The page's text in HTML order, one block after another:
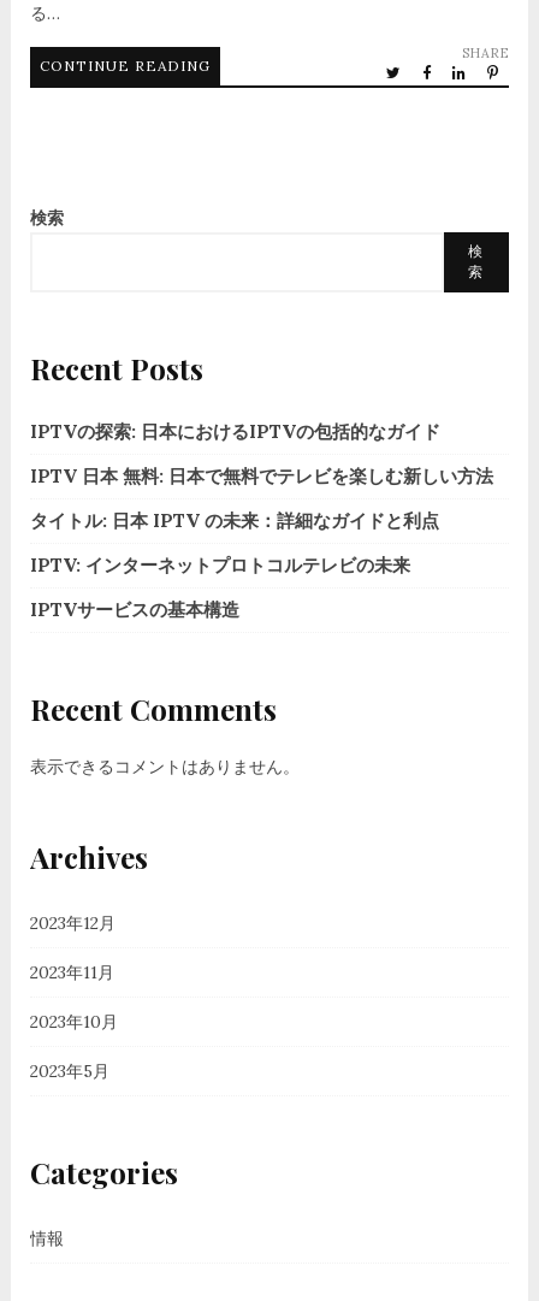
る…
CONTINUE READING
SHARE
検索
検
索
Recent Posts
IPTVの探索: 日本におけるIPTVの包括的なガイド
IPTV 日本 無料: 日本で無料でテレビを楽しむ新しい方法
タイトル: 日本 IPTV の未来：詳細なガイドと利点
IPTV: インターネットプロトコルテレビの未来
IPTVサービスの基本構造
Recent Comments
表示できるコメントはありません。
Archives
2023年12月
2023年11月
2023年10月
2023年5月
Categories
情報